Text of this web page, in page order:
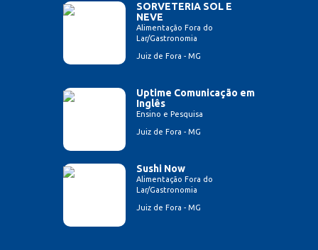
SORVETERIA SOL E
NEVE
Alimentação Fora do
Lar/Gastronomia
Juiz de Fora - MG
Uptime Comunicação em
Inglês
Ensino e Pesquisa
Juiz de Fora - MG
Sushi Now
Alimentação Fora do
Lar/Gastronomia
Juiz de Fora - MG